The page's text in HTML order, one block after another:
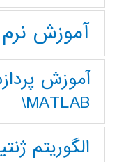
آموزش نرم
آموزش
MATLAB\
الگوریتم